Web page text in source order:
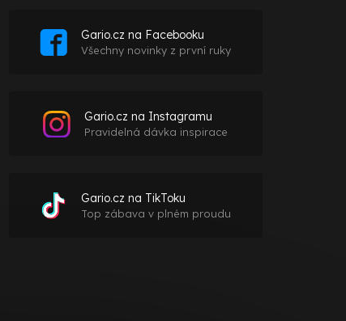
Gario.cz na Facebooku
Všechny novinky z první ruky
Gario.cz na Instagramu
Pravidelná dávka inspirace
Gario.cz na TikToku
Top zábava v plném proudu